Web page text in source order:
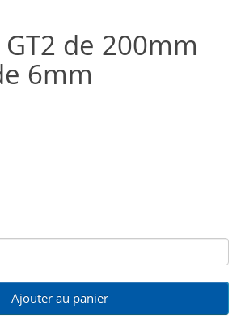
de 200mm
6mm
Ajouter au panier